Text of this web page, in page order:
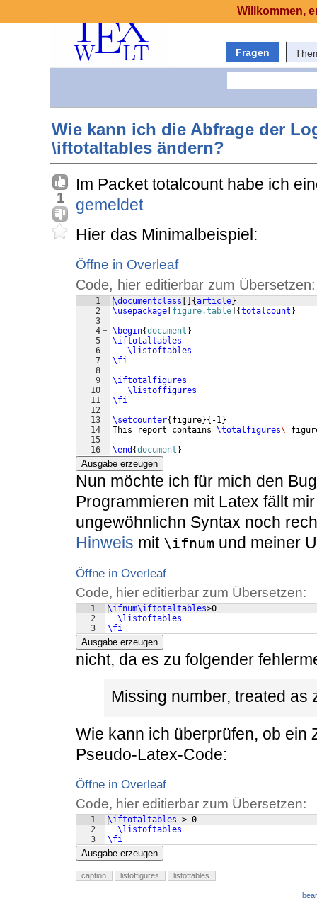
Fragen
Wie kann ich die Abfrage der
\iftotaltables ändern?
1
Im Packet totalcount habe ich
gemeldet
Hier das Minimalbeispiel:
Öffne in Overleaf
Code, hier editierbar zum Übersetzen:
1
2
3
4
5
6
7
8
9
10
11
12
13
14
15
16
\documentclass {article}
\usepackage figure,table {totalcount }
\begin{document }
\iftotaltables
\listoftables
\fi
\iftotalfigures
\listoffigures
\fi
\setcounter{ figure}{ -1}
This report contains \totalfigures\
\end {document }
Ausgabe erzeugen
Nun möchte ich für mich den
Programmieren mit Latex fällt
ungewöhnlichn Syntax noch
Hinweis mit \ifnum und meiner
Öffne in Overleaf
Code, hier editierbar zum Übersetzen:
1
2
3
\ifnum\iftotaltables>0
\listoftables
\fi
Ausgabe erzeugen
nicht, da es zu folgender
Missing number, treated as
Wie kann ich überprüfen, ob ein
Pseudo-Latex-Code:
Öffne in Overleaf
Code, hier editierbar zum Übersetzen:
1
2
3
\iftotaltables > 0
\listoftables
\fi
Ausgabe erzeugen
caption listoffigures listoftables
Willkommen,